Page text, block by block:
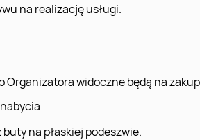
na realizację usługi.
Organizatora widoczne będą na
na płaskiej podeszwie.